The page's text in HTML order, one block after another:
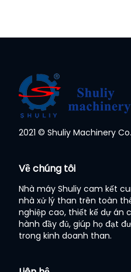
2021 © Shuliy Machinery
Về chúng tôi
Nhà máy Shuliy cam kết
nhà xử lý than trên toàn
nghiệp cao, thiết kế dự án
hành đầy đủ, giúp họ đạt
trong kinh doanh than.